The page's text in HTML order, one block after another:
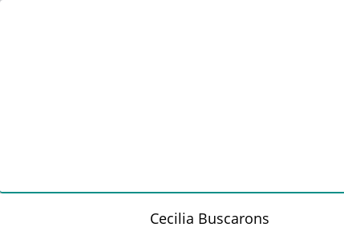
Cecilia Buscarons